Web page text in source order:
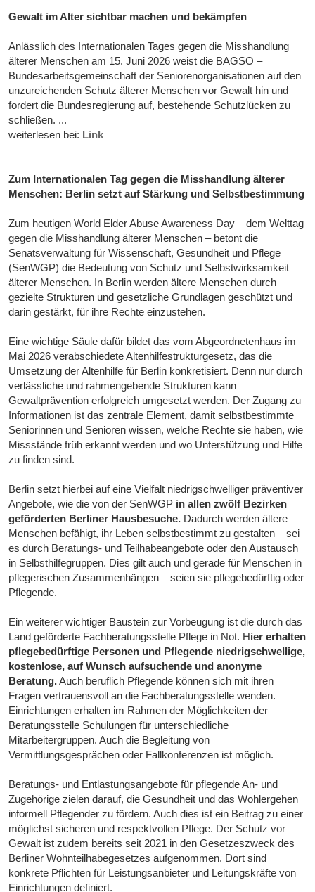
Gewalt im Alter sichtbar machen und bekämpfen
Anlässlich des Internationalen Tages gegen die Misshandlung
älterer Menschen am 15. Juni 2026 weist die BAGSO –
Bundesarbeitsgemeinschaft der Seniorenorganisationen auf den
unzureichenden Schutz älterer Menschen vor Gewalt hin und
fordert die Bundesregierung auf, bestehende Schutzlücken zu
schließen. ...
weiterlesen bei: Link
Zum Internationalen Tag gegen die Misshandlung älterer
Menschen: Berlin setzt auf Stärkung und Selbstbestimmung
Zum heutigen World Elder Abuse Awareness Day – dem Welttag
gegen die Misshandlung älterer Menschen – betont die
Senatsverwaltung für Wissenschaft, Gesundheit und Pflege
(SenWGP) die Bedeutung von Schutz und Selbstwirksamkeit
älterer Menschen. In Berlin werden ältere Menschen durch
gezielte Strukturen und gesetzliche Grundlagen geschützt und
darin gestärkt, für ihre Rechte einzustehen.
Eine wichtige Säule dafür bildet das vom Abgeordnetenhaus im
Mai 2026 verabschiedete Altenhilfestrukturgesetz, das die
Umsetzung der Altenhilfe für Berlin konkretisiert. Denn nur durch
verlässliche und rahmengebende Strukturen kann
Gewaltprävention erfolgreich umgesetzt werden. Der Zugang zu
Informationen ist das zentrale Element, damit selbstbestimmte
Seniorinnen und Senioren wissen, welche Rechte sie haben, wie
Missstände früh erkannt werden und wo Unterstützung und Hilfe
zu finden sind.
Berlin setzt hierbei auf eine Vielfalt niedrigschwelliger präventiver
Angebote, wie die von der SenWGP in allen zwölf Bezirken
geförderten Berliner Hausbesuche. Dadurch werden ältere
Menschen befähigt, ihr Leben selbstbestimmt zu gestalten – sei
es durch Beratungs- und Teilhabeangebote oder den Austausch
in Selbsthilfegruppen. Dies gilt auch und gerade für Menschen in
pflegerischen Zusammenhängen – seien sie pflegebedürftig oder
Pflegende.
Ein weiterer wichtiger Baustein zur Vorbeugung ist die durch das
Land geförderte Fachberatungsstelle Pflege in Not. Hier erhalten
pflegebedürftige Personen und Pflegende niedrigschwellige,
kostenlose, auf Wunsch aufsuchende und anonyme
Beratung.Auch beruflich Pflegende können sich mit ihren
Fragen vertrauensvoll an die Fachberatungsstelle wenden.
Einrichtungen erhalten im Rahmen der Möglichkeiten der
Beratungsstelle Schulungen für unterschiedliche
Mitarbeitergruppen. Auch die Begleitung von
Vermittlungsgesprächen oder Fallkonferenzen ist möglich.
Beratungs- und Entlastungsangebote für pflegende An- und
Zugehörige zielen darauf, die Gesundheit und das Wohlergehen
informell Pflegender zu fördern. Auch dies ist ein Beitrag zu einer
möglichst sicheren und respektvollen Pflege. Der Schutz vor
Gewalt ist zudem bereits seit 2021 in den Gesetzeszweck des
Berliner Wohnteilhabegesetzes aufgenommen. Dort sind
konkrete Pflichten für Leistungsanbieter und Leitungskräfte von
Einrichtungen definiert.